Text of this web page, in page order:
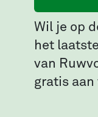
Wil je op
het
van
gratis aan